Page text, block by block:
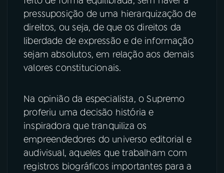
TikTok
pressuposição de uma hierarquização de
direitos, ou seja, de que os direitos da
liberdade de expressão e de informação
sejam absolutos, em relação aos demais
valores constitucionais.
Na opinião da especialista, o Supremo
proferiu uma decisão história e
inspiradora que tranquiliza os
empreendedores do universo editorial e
audivisual, aqueles que trabalham com
registros biográficos importantes para a